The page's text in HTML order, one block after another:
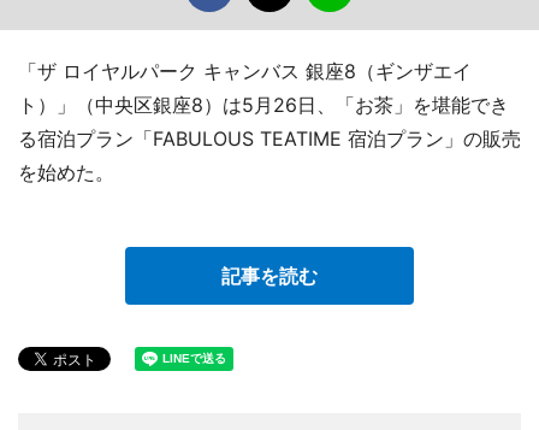
「ザ ロイヤルパーク キャンバス 銀座8（ギンザエイ
ト）」（中央区銀座8）は5月26日、「お茶」を堪能でき
る宿泊プラン「FABULOUS TEATIME 宿泊プラン」の販売
を始めた。
記事を読む